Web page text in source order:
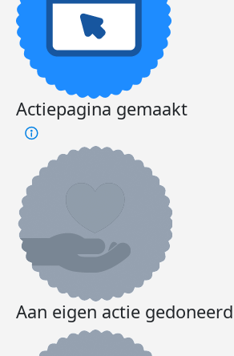
Actiepagina gemaakt
Aan eigen actie gedoneerd